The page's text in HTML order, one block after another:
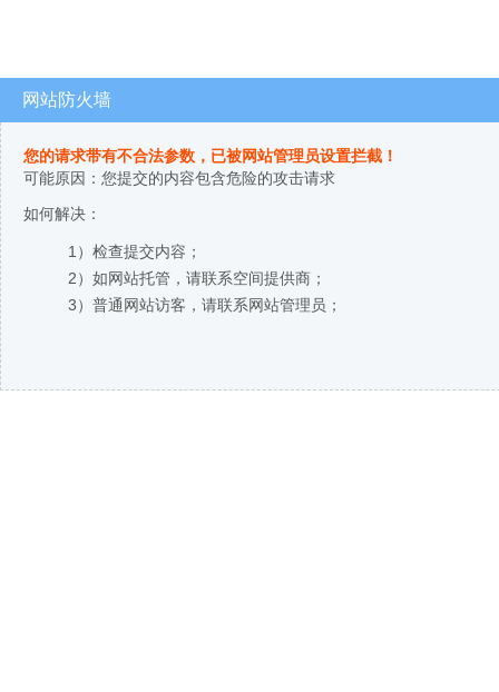
网站防火墙
您的请求带有不合法参数，已被网站管理员设置拦截！
可能原因：您提交的内容包含危险的攻击请求
如何解决：
1）检查提交内容；
2）如网站托管，请联系空间提供商；
3）普通网站访客，请联系网站管理员；